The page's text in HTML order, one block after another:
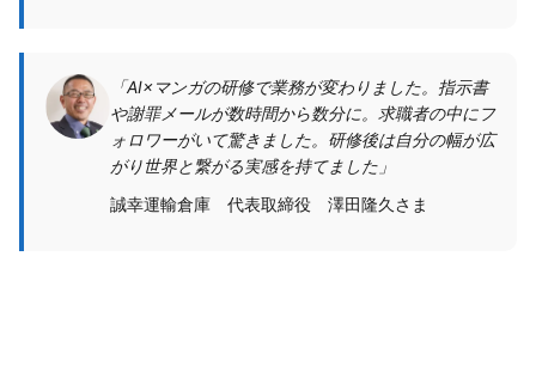
「AI×マンガの研修で業務が変わりました。指示書
や謝罪メールが数時間から数分に。求職者の中にフ
ォロワーがいて驚きました。研修後は自分の幅が広
がり世界と繋がる実感を持てました」
誠幸運輸倉庫 代表取締役 澤田隆久さま